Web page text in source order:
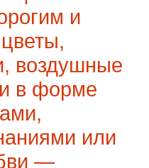
и
воздушные
в форме
или
—